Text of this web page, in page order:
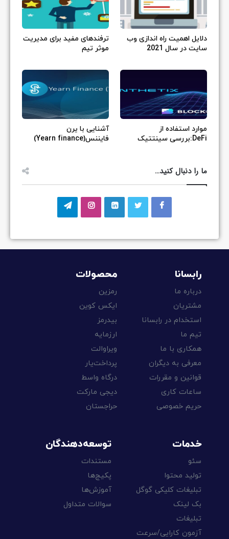
دلایل اهمیت راه اندازی وب
سایت در سال 2021
ترفندهای مفید برای مدیریت
موثر تیم
موارد استفاده از
DeFi:بررسی سینتتیک
آشنایی با یرن
فایننس(Yearn finance)
ما را دنبال کنید…
رابسانا
درباره ما
مشتریان
استخدام در رابسانا
تیم ما
همکاری با ما
معرفی به دیگران
قوانین و مقررات
ساعات کاری
حریم خصوصی
محصولات
رمزین
ایکس کوین
بیدرمز
ارزمایه
ویراوالت
پرداخت‌یار
درگاه واسط
دیجی مارکت
حراجستان
خدمات
سئو
تولید محتوا
تبلیغات کلیکی گوگل
بک لینک
تبلیغات
آزمون کارایی/سرعت
توسعه‌دهندگان
مستندات
پکیج‌ها
آموزش‌ها
سوالات متداول